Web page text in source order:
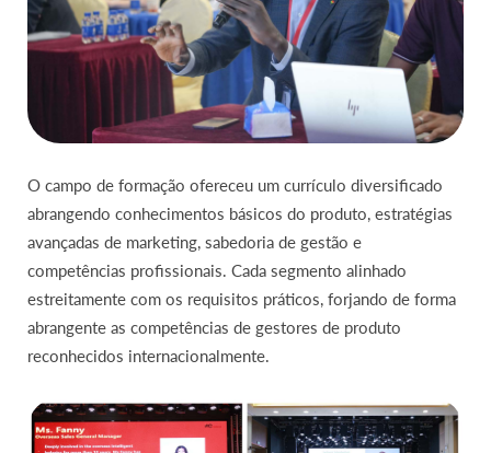
O campo de formação ofereceu um currículo diversificado
abrangendo conhecimentos básicos do produto, estratégias
avançadas de marketing, sabedoria de gestão e
competências profissionais. Cada segmento alinhado
estreitamente com os requisitos práticos, forjando de forma
abrangente as competências de gestores de produto
reconhecidos internacionalmente.